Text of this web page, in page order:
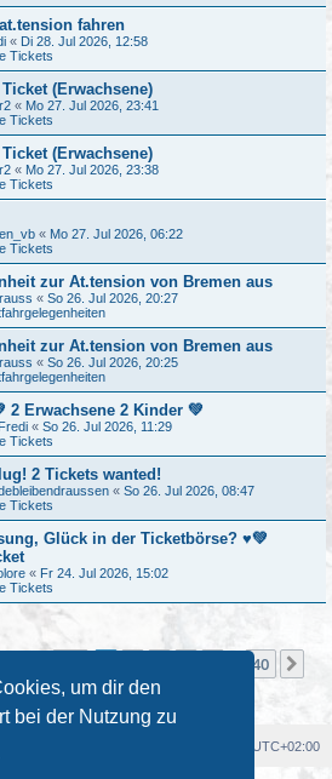
um dir den
bei der Nutzung zu
fahren
« Di 28. Jul 2026, 12:58
Tickets
(Erwachsene)
« Mo 27. Jul 2026, 23:41
Tickets
(Erwachsene)
« Mo 27. Jul 2026, 23:38
Tickets
« Mo 27. Jul 2026, 06:22
Tickets
zur At.tension von Bremen aus
« So 26. Jul 2026, 20:27
zur At.tension von Bremen aus
« So 26. Jul 2026, 20:25
2 Erwachsene 2 Kinder 💚
« So 26. Jul 2026, 11:29
Tickets
2 Tickets wanted!
« So 26. Jul 2026, 08:47
Tickets
Glück in der Ticketbörse? ♥️💚
« Fr 24. Jul 2026, 15:02
Tickets
40
UTC+02:00